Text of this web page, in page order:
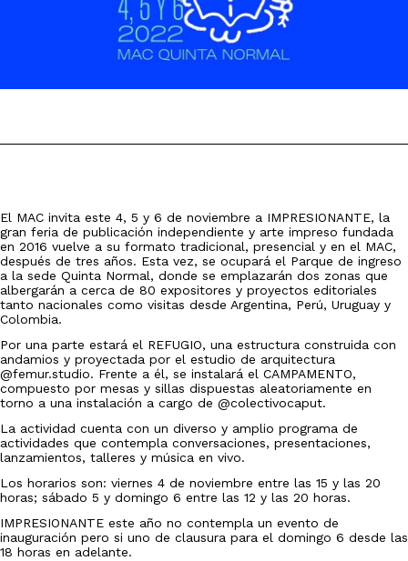
El MAC invita este 4, 5 y 6 de noviembre a IMPRESIONANTE, la
gran feria de publicación independiente y arte impreso fundada
en 2016 vuelve a su formato tradicional, presencial y en el MAC,
después de tres años. Esta vez, se ocupará el Parque de ingreso
a la sede Quinta Normal, donde se emplazarán dos zonas que
albergarán a cerca de 80 expositores y proyectos editoriales
tanto nacionales como visitas desde Argentina, Perú, Uruguay y
Colombia.
Por una parte estará el REFUGIO, una estructura construida con
andamios y proyectada por el estudio de arquitectura
@femur.studio. Frente a él, se instalará el CAMPAMENTO,
compuesto por mesas y sillas dispuestas aleatoriamente en
torno a una instalación a cargo de @colectivocaput.
La actividad cuenta con un diverso y amplio programa de
actividades que contempla conversaciones, presentaciones,
lanzamientos, talleres y música en vivo.
Los horarios son: viernes 4 de noviembre entre las 15 y las 20
horas; sábado 5 y domingo 6 entre las 12 y las 20 horas.
IMPRESIONANTE este año no contempla un evento de
inauguración pero si uno de clausura para el domingo 6 desde las
18 horas en adelante.